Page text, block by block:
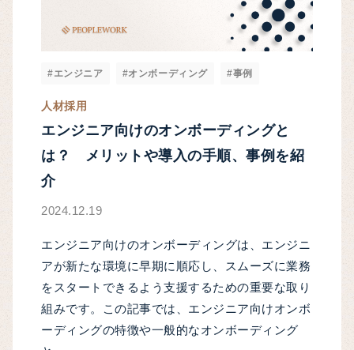
#エンジニア #オンボーディング #事例
人材採用
エンジニア向けのオンボーディングと
は？ メリットや導入の手順、事例を紹
介
2024.12.19
エンジニア向けのオンボーディングは、エンジニ
アが新たな環境に早期に順応し、スムーズに業務
をスタートできるよう支援するための重要な取り
組みです。この記事では、エンジニア向けオンボ
ーディングの特徴や一般的なオンボーディング